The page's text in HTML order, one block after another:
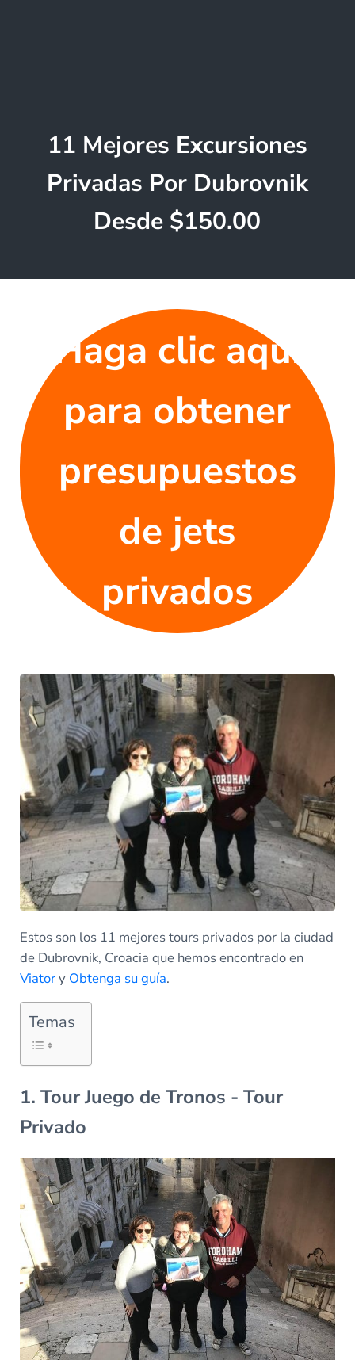
11 Mejores Excursiones
Privadas Por Dubrovnik
Desde $150.00
Haga clic aquí
para obtener
presupuestos
de jets
privados
Estos son los 11 mejores tours privados por la ciudad
de Dubrovnik, Croacia que hemos encontrado en
Viatory Obtenga su guía.
Temas
1. Tour Juego de Tronos - Tour
Privado